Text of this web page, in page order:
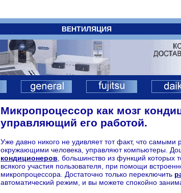
ВЕНТИЛЯЦИЯ
Микропроцессор как мозг
управляющий его работой.
Уже давно никого не удивляет тот факт, что
окружающими человека, управляют компьютеры.
кондиционеров, большинство из функций которых
всякого участия пользователя, при помощи
микропроцессора. Достаточно только переключить
автоматический режим, и вы можете спокойно